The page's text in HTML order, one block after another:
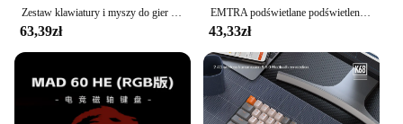
Zestaw klawiatury i myszy do gier RGB Przewodowa/bezprzewodowa klawiatura komputerowa USB Podświetlana klawiatura dla graczy do komputera PC Laptop
63,39zł
EMTRA podświetlane podświetlenie mysz i klawiatura z Bluetooth dla systemu IOS z systemem Android dla iPada klawiatura portugalska klawiatura i mysz hiszpańskich
43,33zł